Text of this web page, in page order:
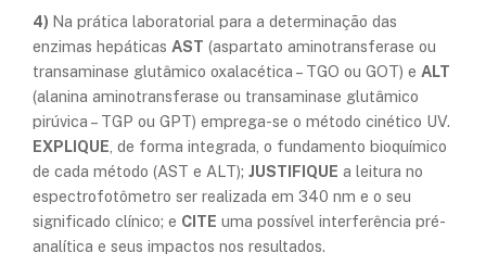
4) Na prática laboratorial para a determinação das
enzimas hepáticas AST (aspartato aminotransferase ou
transaminase glutâmico oxalacética – TGO ou GOT) e ALT
(alanina aminotransferase ou transaminase glutâmico
pirúvica – TGP ou GPT) emprega-se o método cinético UV.
EXPLIQUE , de forma integrada, o fundamento bioquímico
de cada método (AST e ALT); JUSTIFIQUE a leitura no
espectrofotômetro ser realizada em 340 nm e o seu
significado clínico; e CITE uma possível interferência pré-
analítica e seus impactos nos resultados.